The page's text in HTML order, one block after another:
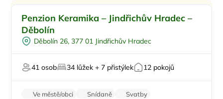
Venkovní bazén
Pro skupiny
Sauna
Pro svatby a oslavy
Penzion Keramika – Jindřichův Hradec –
Děbolín
Děbolín 26, 377 01 Jindřichův Hradec
41 osob 34 lůžek + 7 přistýlek 12 pokojů
Ve městě/obci Snídaně
Svatby